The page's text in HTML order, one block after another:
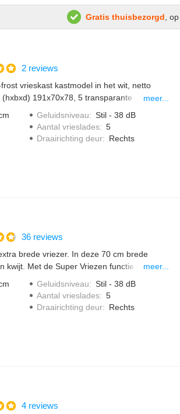
Gratis thuisbezorgd,
2 reviews
vrieskast kastmodel in het wit, netto
191x70x78, 5 transparante
met glazen legplateaus, deur
verwisselbaar.
meer...
Geluidsniveau: Stil - 38 dB
Aantal vrieslades: 5
Draairichting deur: Rechts
36 reviews
brede vriezer. In deze 70 cm brede
kwijt. Met de Super Vriezen functie vries je
in deze No Frost vriezer. In de Big Box-
diepvriesdozen of grote diepvrieswaren.
meer...
Geluidsniveau: Stil - 38 dB
Aantal vrieslades: 5
Draairichting deur: Rechts
4 reviews